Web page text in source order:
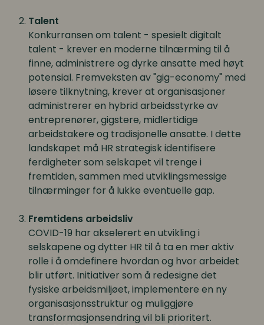
Talent
Konkurransen om talent - spesielt digitalt
talent - krever en moderne tilnærming til å
finne, administrere og dyrke ansatte med høyt
potensial. Fremveksten av "gig-economy" med
løsere tilknytning, krever at organisasjoner
administrerer en hybrid arbeidsstyrke av
entreprenører, gigstere, midlertidige
arbeidstakere og tradisjonelle ansatte. I dette
landskapet må HR strategisk identifisere
ferdigheter som selskapet vil trenge i
fremtiden, sammen med utviklingsmessige
tilnærminger for å lukke eventuelle gap.
Fremtidens arbeidsliv
COVID-19 har akselerert en utvikling i
selskapene og dytter HR til å ta en mer aktiv
rolle i å omdefinere hvordan og hvor arbeidet
blir utført. Initiativer som å redesigne det
fysiske arbeidsmiljøet, implementere en ny
organisasjonsstruktur og muliggjøre
transformasjonsendring vil bli prioritert.